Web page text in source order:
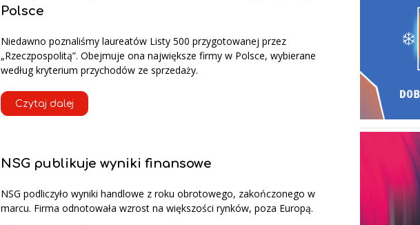
Polsce
Niedawno poznaliśmy laureatów Listy 500 przygotowanej przez
„Rzeczpospolitą”. Obejmuje ona największe firmy w Polsce, wybierane
według kryterium przychodów ze sprzedaży.
Czytaj dalej
NSG publikuje wyniki finansowe
NSG podliczyło wyniki handlowe z roku obrotowego, zakończonego w
marcu. Firma odnotowała wzrost na większości rynków, poza Europą.